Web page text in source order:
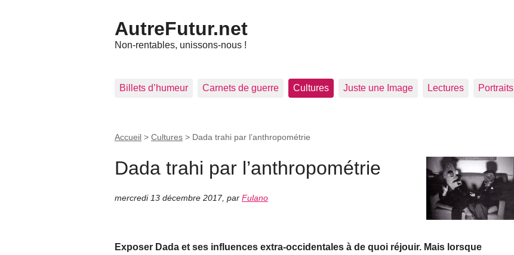
AutreFutur.net
Non-rentables, unissons-nous !
Billets d’humeur Carnets de guerre Cultures Juste une Image Lectures Portraits
Accueil > Cultures > Dada trahi par l’anthropométrie
Dada trahi par l’anthropométrie
mercredi 13 décembre 2017, par Fulano
Exposer Dada et ses influences extra-occidentales à de quoi réjouir. Mais lorsque